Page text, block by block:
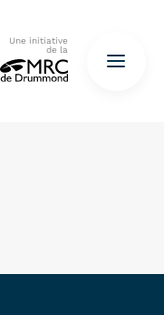
Une initiative
de la